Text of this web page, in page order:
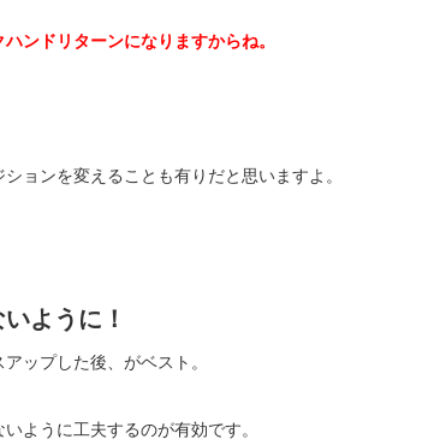
ンドリターンになりますからね。
ョンを変えることも有りだと思いますよ。
ように！
ップした後、がベスト。
ように工夫するのが有効です。